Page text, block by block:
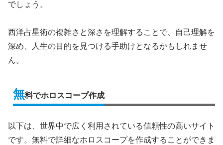
でしょう。
西洋占星術の複雑さと深さを理解することで、自己理解を
深め、人生の目的を見つける手助けとなるかもしれませ
ん。
無料でホロスコープ作成
以下は、世界中で広く利用されている信頼性の高いサイト
です。無料で詳細なホロスコープを作成することができま